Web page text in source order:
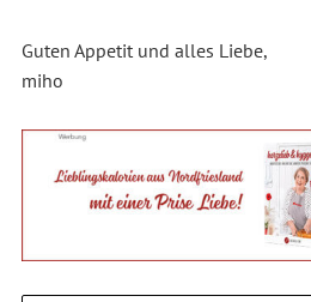
Guten Appetit und alles Liebe,
miho